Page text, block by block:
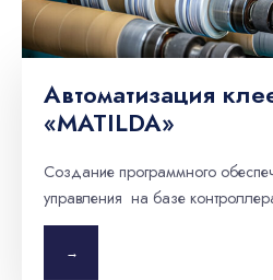
Автоматизация
«MATILDA»
Создание программного
управления на базе
→